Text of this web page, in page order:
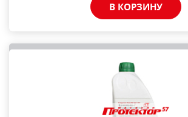
В КОРЗИНУ